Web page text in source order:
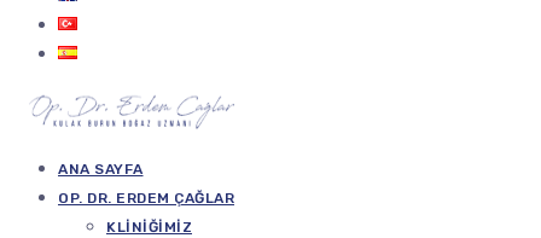
ANA SAYFA
OP. DR. ERDEM ÇAĞLAR
KLINIĞIMIZ